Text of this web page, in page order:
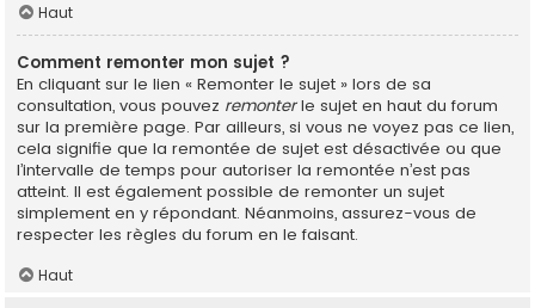
Haut
Comment remonter mon sujet ?
En cliquant sur le lien « Remonter le sujet » lors de sa
consultation, vous pouvez remonterle sujet en haut du forum
sur la première page. Par ailleurs, si vous ne voyez pas ce lien,
cela signifie que la remontée de sujet est désactivée ou que
l’intervalle de temps pour autoriser la remontée n’est pas
atteint. Il est également possible de remonter un sujet
simplement en y répondant. Néanmoins, assurez-vous de
respecter les règles du forum en le faisant.
Haut